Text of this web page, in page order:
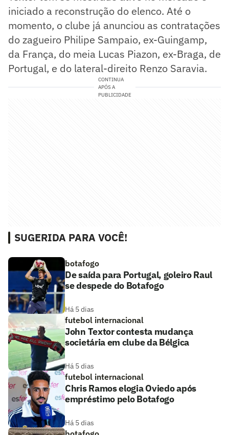
iniciado a reconstrução do elenco. Até o
momento, o clube já anunciou as contratações
do zagueiro Philipe Sampaio, ex-Guingamp,
da França, do meia Lucas Piazon, ex-Braga, de
Portugal, e do lateral-direito Renzo Saravia.
CONTINUA
APÓS A
PUBLICIDADE
SUGERIDA PARA VOCÊ!
botafogo
De saída para Portugal, goleiro Raul
se despede do Botafogo
Há 5 dias
futebol internacional
John Textor contesta mudança
societária em clube da Bélgica
Há 5 dias
futebol internacional
Chris Ramos elogia Oviedo após
empréstimo pelo Botafogo
Há 5 dias